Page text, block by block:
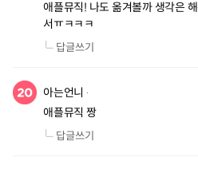
애플뮤직! 나도 옮겨볼까 생각은
서ㅠㅋㅋㅋ
답글쓰기
아는언니
애플뮤직 짱
답글쓰기